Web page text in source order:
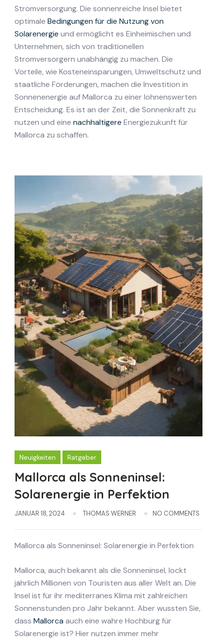
Stromversorgung. Die sonnenreiche Insel bietet
optimale Bedingungen für die Nutzung von
Solarenergie und ermöglicht es Einheimischen und
Unternehmen, sich von traditionellen
Stromversorgern unabhängig zu machen. Die
Vorteile, wie Kosteneinsparungen, Umweltschutz und
staatliche Förderungen, machen die Investition in
Sonnenenergie auf Mallorca zu einer lohnenswerten
Entscheidung. Es ist an der Zeit, die Sonnenkraft zu
nutzen und eine nachhaltigere Energiezukunft für
Mallorca zu schaffen.
Neuigkeiten Ratgeber
Mallorca als Sonneninsel:
Solarenergie in Perfektion
JANUAR 18, 2024 THOMAS WERNER NO COMMENTS
Mallorca als Sonneninsel: Solarenergie in Perfektion
Mallorca, auch bekannt als die Sonneninsel, lockt
jährlich Millionen von Touristen aus aller Welt an. Die
Insel ist für ihr mediterranes Klima mit zahlreichen
Sonnenstunden pro Jahr bekannt. Aber wussten Sie,
dass Mallorca auch eine wahre Hochburg für
Solarenergie ist? Hier nutzen immer mehr